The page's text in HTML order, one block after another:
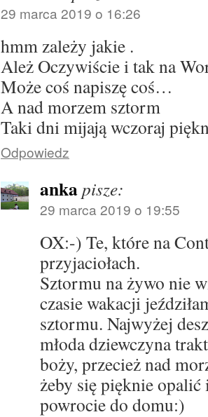
29 marca 2019 o 16:26
hmm zależy jakie .
Ależ Oczywiście i tak na
Może coś napiszę coś…
A nad morzem sztorm
Taki dni mijają wczoraj
Odpowiedz
ankapisze:
29 marca 2019 o 19:55
OX:-) Te, które na
przyjaciołach.
Sztormu na żywo nie
czasie wakacji
sztormu. Najwyżej
młoda dziewczyna
boży, przecież nad
żeby się pięknie opalić
powrocie do domu:)